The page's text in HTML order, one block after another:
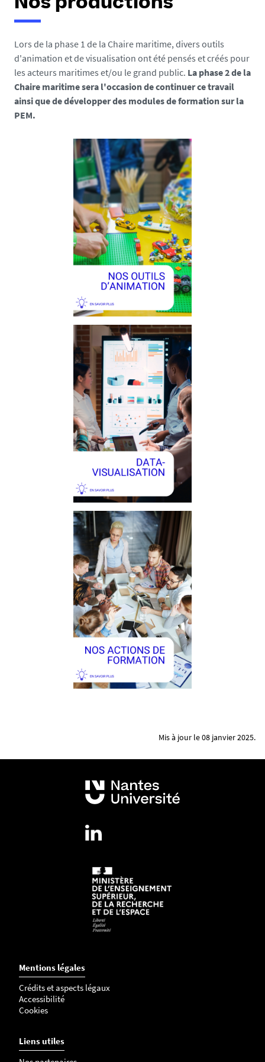
Nos productions
Lors de la phase 1 de la Chaire maritime, divers outils
d'animation et de visualisation ont été pensés et créés pour
les acteurs maritimes et/ou le grand public. La phase 2 de la
Chaire maritime sera l'occasion de continuer ce travail
ainsi que de développer des modules de formation sur la
PEM.
Mis à jour le 08 janvier 2025.
Mentions légales
Crédits et aspects légaux
Accessibilité
Cookies
Liens utiles